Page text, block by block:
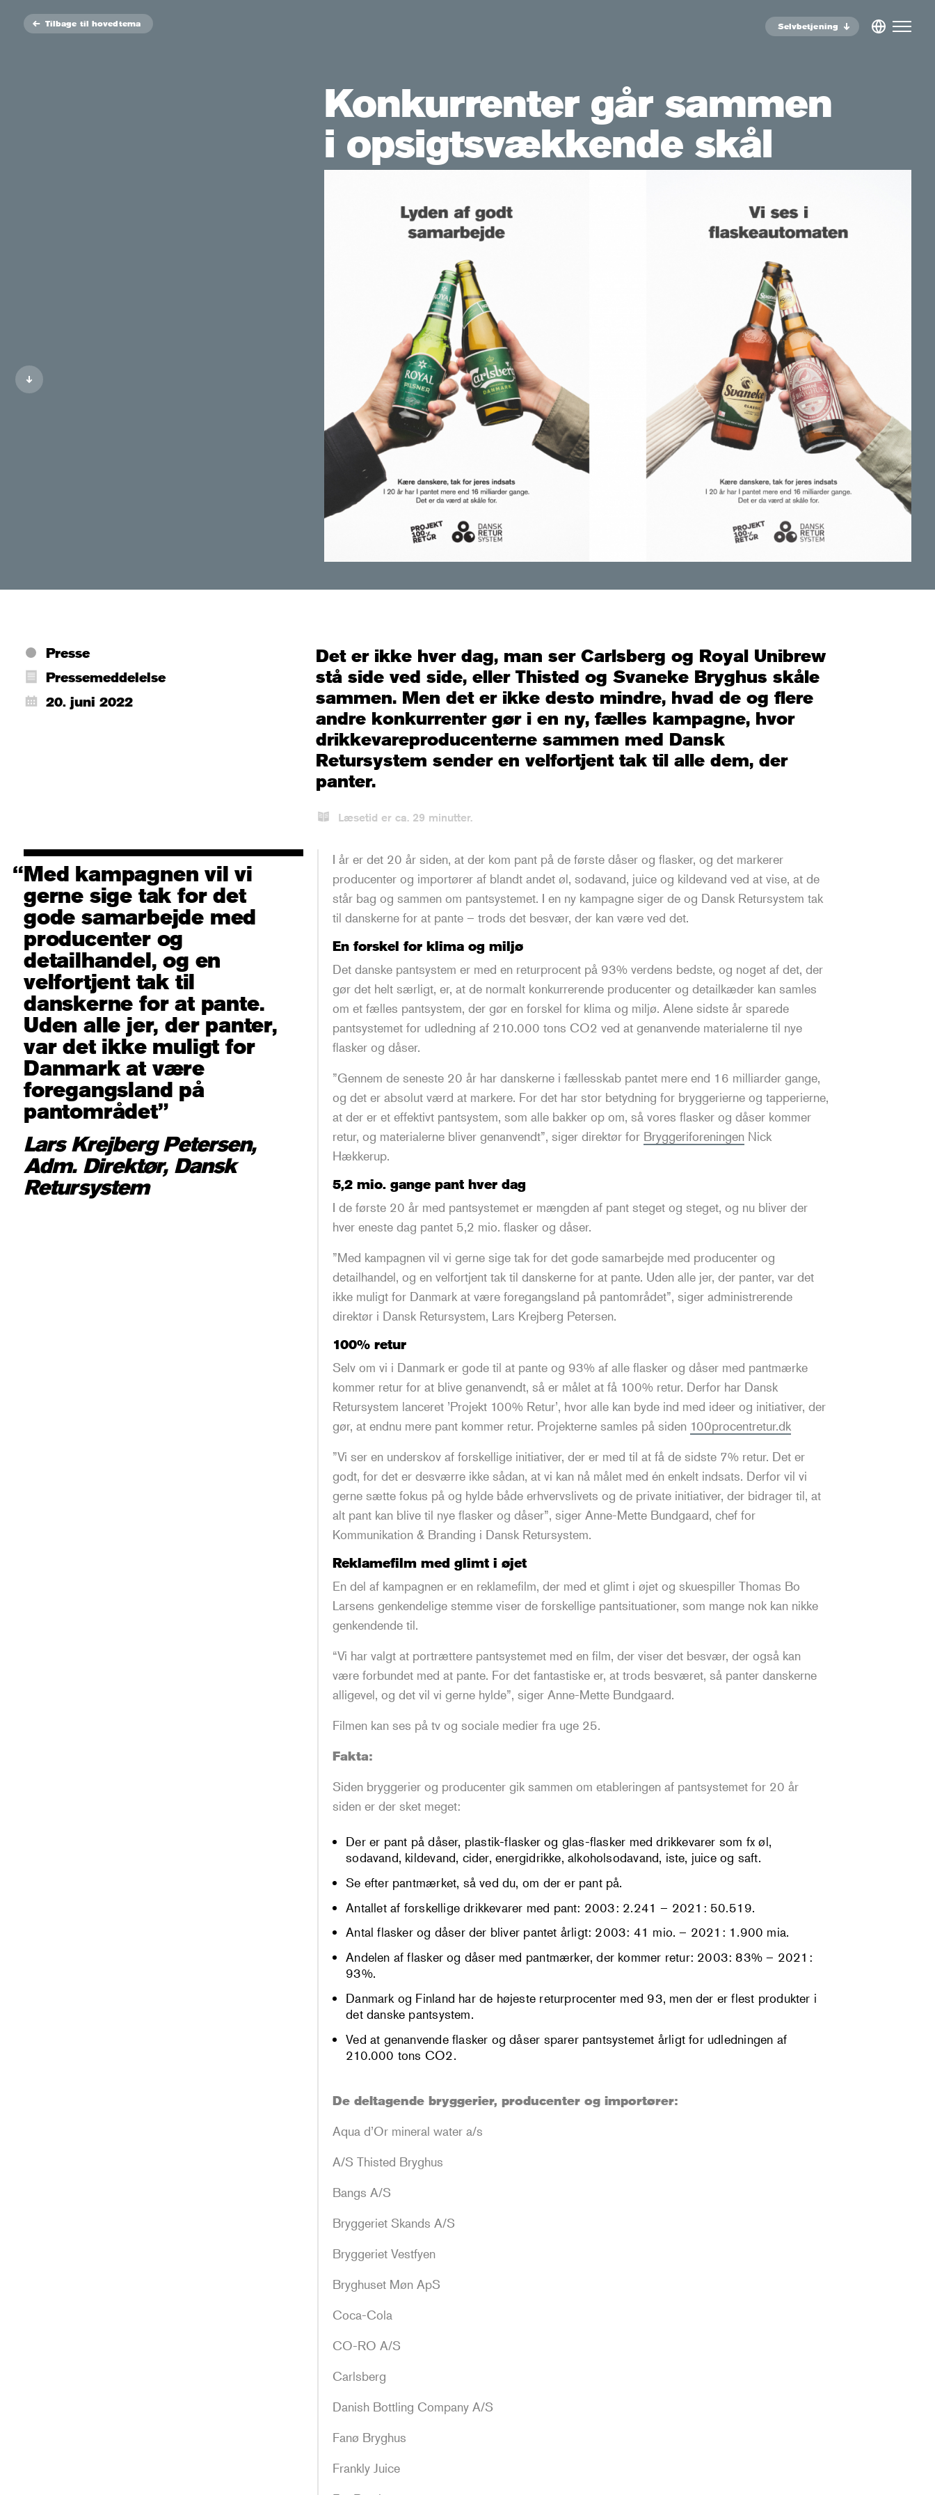
Tilbage til hovedtema Selvbetjening
Konkurrenter går sammen
i opsigtsvækkende skål
Presse
Pressemeddelelse
20. juni 2022
Det er ikke hver dag, man ser Carlsberg og Royal Unibrew
stå side ved side, eller Thisted og Svaneke Bryghus skåle
sammen. Men det er ikke desto mindre, hvad de og flere
andre konkurrenter gør i en ny, fælles kampagne, hvor
drikkevareproducenterne sammen med Dansk
Retursystem sender en velfortjent tak til alle dem, der
panter.
Læsetid er ca. 29 minutter.
Med kampagnen vil vi
gerne sige tak for det
gode samarbejde med
producenter og
detailhandel, og en
velfortjent tak til
danskerne for at pante.
Uden alle jer, der panter,
var det ikke muligt for
Danmark at være
foregangsland på
pantområdet”
Lars Krejberg Petersen,
Adm. Direktør, Dansk
Retursystem
I år er det 20 år siden, at der kom pant på de første dåser og flasker, og det markerer
producenter og importører af blandt andet øl, sodavand, juice og kildevand ved at vise, at de
står bag og sammen om pantsystemet. I en ny kampagne siger de og Dansk Retursystem tak
til danskerne for at pante – trods det besvær, der kan være ved det.
En forskel for klima og miljø
Det danske pantsystem er med en returprocent på 93% verdens bedste, og noget af det, der
gør det helt særligt, er, at de normalt konkurrerende producenter og detailkæder kan samles
om et fælles pantsystem, der gør en forskel for klima og miljø. Alene sidste år sparede
pantsystemet for udledning af 210.000 tons CO2 ved at genanvende materialerne til nye
flasker og dåser.
”Gennem de seneste 20 år har danskerne i fællesskab pantet mere end 16 milliarder gange,
og det er absolut værd at markere. For det har stor betydning for bryggerierne og tapperierne,
at der er et effektivt pantsystem, som alle bakker op om, så vores flasker og dåser kommer
retur, og materialerne bliver genanvendt”, siger direktør for BryggeriforeningenNick
Hækkerup.
5,2 mio. gange pant hver dag
I de første 20 år med pantsystemet er mængden af pant steget og steget, og nu bliver der
hver eneste dag pantet 5,2 mio. flasker og dåser.
”Med kampagnen vil vi gerne sige tak for det gode samarbejde med producenter og
detailhandel, og en velfortjent tak til danskerne for at pante. Uden alle jer, der panter, var det
ikke muligt for Danmark at være foregangsland på pantområdet”, siger administrerende
direktør i Dansk Retursystem, Lars Krejberg Petersen.
100% retur
Selv om vi i Danmark er gode til at pante og 93% af alle flasker og dåser med pantmærke
kommer retur for at blive genanvendt, så er målet at få 100% retur. Derfor har Dansk
Retursystem lanceret ’Projekt 100% Retur’, hvor alle kan byde ind med ideer og initiativer, der
gør, at endnu mere pant kommer retur. Projekterne samles på siden 100procentretur.dk
”Vi ser en underskov af forskellige initiativer, der er med til at få de sidste 7% retur. Det er
godt, for det er desværre ikke sådan, at vi kan nå målet med én enkelt indsats. Derfor vil vi
gerne sætte fokus på og hylde både erhvervslivets og de private initiativer, der bidrager til, at
alt pant kan blive til nye flasker og dåser”, siger Anne-Mette Bundgaard, chef for
Kommunikation & Branding i Dansk Retursystem.
Reklamefilm med glimt i øjet
En del af kampagnen er en reklamefilm, der med et glimt i øjet og skuespiller Thomas Bo
Larsens genkendelige stemme viser de forskellige pantsituationer, som mange nok kan nikke
genkendende til.
“Vi har valgt at portrættere pantsystemet med en film, der viser det besvær, der også kan
være forbundet med at pante. For det fantastiske er, at trods besværet, så panter danskerne
alligevel, og det vil vi gerne hylde”, siger Anne-Mette Bundgaard.
Filmen kan ses på tv og sociale medier fra uge 25.
Fakta:
Siden bryggerier og producenter gik sammen om etableringen af pantsystemet for 20 år
siden er der sket meget:
Der er pant på dåser, plastik-flasker og glas-flasker med drikkevarer som fx øl,
sodavand, kildevand, cider, energidrikke, alkoholsodavand, iste, juice og saft.
Se efter pantmærket, så ved du, om der er pant på.
Antallet af forskellige drikkevarer med pant: 2003: 2.241 – 2021: 50.519.
Antal flasker og dåser der bliver pantet årligt: 2003: 41 mio. – 2021: 1.900 mia.
Andelen af flasker og dåser med pantmærker, der kommer retur: 2003: 83% – 2021:
93%.
Danmark og Finland har de højeste returprocenter med 93, men der er flest produkter i
det danske pantsystem.
Ved at genanvende flasker og dåser sparer pantsystemet årligt for udledningen af
210.000 tons CO2.
De deltagende bryggerier, producenter og importører:
Aqua d’Or mineral water a/s
A/S Thisted Bryghus
Bangs A/S
Bryggeriet Skands A/S
Bryggeriet Vestfyen
Bryghuset Møn ApS
Coca-Cola
CO-RO A/S
Carlsberg
Danish Bottling Company A/S
Fanø Bryghus
Frankly Juice